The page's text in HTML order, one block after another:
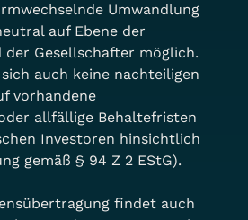
Umwandlung
auf Ebene der
der Gesellschafter möglich.
auch keine nachteiligen
vorhandene
allfällige Behaltefristen
Investoren hinsichtlich
gemäß § 94 Z 2 EStG).
findet auch